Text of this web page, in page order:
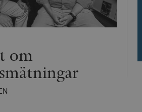
om
30
minuter
Denna cookie används för att skilja
Detta är fördelaktigt för webbplatsen
rapporter om användningen av deras
användarens resa för ett totalt antal
minuter
Detta är fördelaktigt för webbplatsen
rapporter om användningen av deras